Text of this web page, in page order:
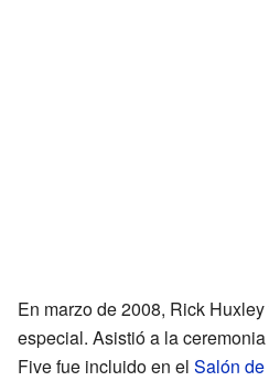
En marzo de 2008, Rick
especial. Asistió a la
Five fue incluido en el Salón de